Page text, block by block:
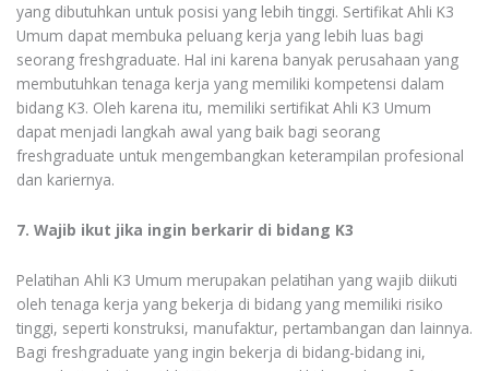
yang dibutuhkan untuk posisi yang lebih tinggi. Sertifikat Ahli K3
Umum dapat membuka peluang kerja yang lebih luas bagi
seorang freshgraduate. Hal ini karena banyak perusahaan yang
membutuhkan tenaga kerja yang memiliki kompetensi dalam
bidang K3. Oleh karena itu, memiliki sertifikat Ahli K3 Umum
dapat menjadi langkah awal yang baik bagi seorang
freshgraduate untuk mengembangkan keterampilan profesional
dan kariernya.
7. Wajib ikut jika ingin berkarir di bidang K3
Pelatihan Ahli K3 Umum merupakan pelatihan yang wajib diikuti
oleh tenaga kerja yang bekerja di bidang yang memiliki risiko
tinggi, seperti konstruksi, manufaktur, pertambangan dan lainnya.
Bagi freshgraduate yang ingin bekerja di bidang-bidang ini,